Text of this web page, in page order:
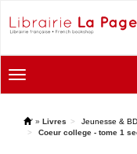
Toggle
navigation
' » Livres Jeunesse & BD
Coeur college - tome 1